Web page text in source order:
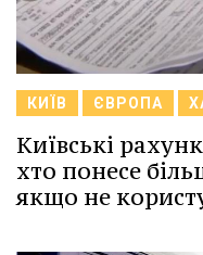
КИЇВ ЄВРОПА
Київські
хто понесе
якщо не